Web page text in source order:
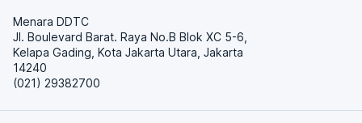
Menara DDTC
Jl. Boulevard Barat. Raya No.B Blok XC 5-6,
Kelapa Gading, Kota Jakarta Utara, Jakarta
14240
(021) 29382700